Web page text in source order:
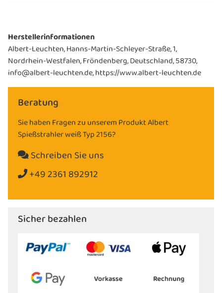
Herstellerinformationen
Albert-Leuchten, Hanns-Martin-Schleyer-Straße, 1,
Nordrhein-Westfalen, Fröndenberg, Deutschland, 58730,
info@albert-leuchten.de, https://www.albert-leuchten.de
Beratung
Sie haben Fragen zu unserem Produkt Albert
Spießstrahler weiß Typ 2156?
Schreiben Sie uns
+49 2361 892912
Sicher bezahlen